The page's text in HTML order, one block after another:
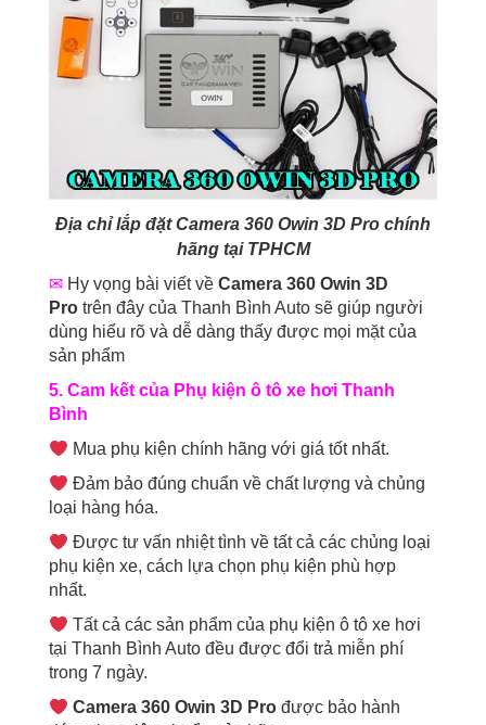
Địa chỉ lắp đặt Camera 360 Owin 3D Pro chính
hãng tại TPHCM
✉ Hy vọng bài viết về Camera 360 Owin 3D
Pro trên đây của Thanh Bình Auto sẽ giúp người
dùng hiểu rõ và dễ dàng thấy được mọi mặt của
sản phẩm
5. Cam kết của Phụ kiện ô tô xe hơi Thanh
Bình
Mua phụ kiện chính hãng với giá tốt nhất.
Đảm bảo đúng chuẩn về chất lượng và chủng
loại hàng hóa.
Được tư vấn nhiệt tình về tất cả các chủng loại
phụ kiện xe, cách lựa chọn phụ kiện phù hợp
nhất.
Tất cả các sản phẩm của phụ kiện ô tô xe hơi
tại Thanh Bình Auto đều được đổi trả miễn phí
trong 7 ngày.
Camera 360 Owin 3D Pro được bảo hành